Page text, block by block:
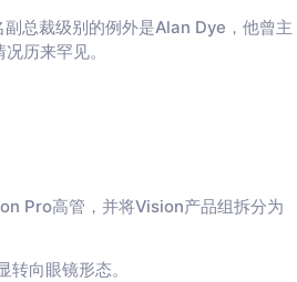
总裁级别的例外是Alan Dye，他曾主
历来罕见。
Pro高管，并将Vision产品组拆分为
向眼镜形态。